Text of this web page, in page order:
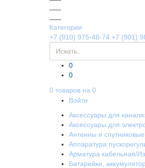
Категории
+7 (910) 975-48-74 +7 (901)
0
0
0 товаров на 0
Войти
Аксессуары для
Аксессуары для
Антенны и спутниковые
Аппаратура
Арматура кабельная/
Батарейки,